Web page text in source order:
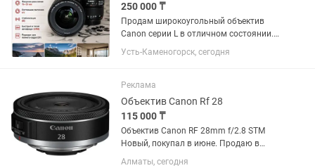
250 000 ₸
Продам широкоугольный объектив
Canon серии L в отличном состоянии.
Canon EF 16-35mm f/4L IS USM.
Отличное состояние, стекла чистые,
стабилизация работают идеально....
Усть-Каменогорск, сегодня
Реклама
Объектив Canon Rf 28
115 000 ₸
Объектив Canon RF 28mm f/2.8 STM
Новый, покупал в июне. Продаю в
связи ненадобностью.
Алматы, сегодня